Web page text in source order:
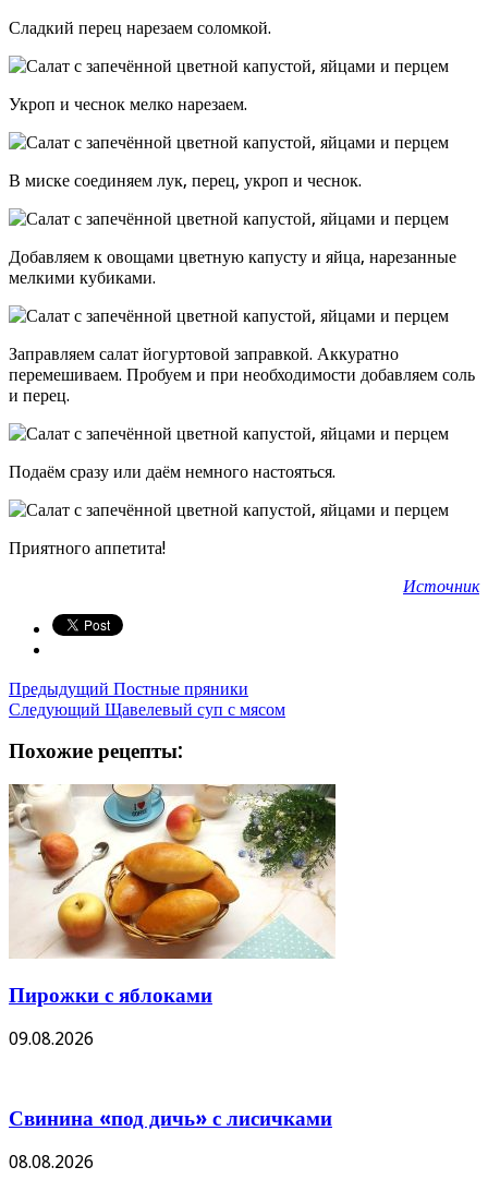
Сладкий перец нарезаем соломкой.
Укроп и чеснок мелко нарезаем.
В миске соединяем лук, перец, укроп и чеснок.
Добавляем к овощами цветную капусту и яйца, нарезанные
мелкими кубиками.
Заправляем салат йогуртовой заправкой. Аккуратно
перемешиваем. Пробуем и при необходимости добавляем соль
и перец.
Подаём сразу или даём немного настояться.
Приятного аппетита!
Источник
Предыдущий Постные пряники
Следующий Щавелевый суп с мясом
Похожие рецепты:
Пирожки с яблоками
09.08.2026
Свинина «под дичь» с лисичками
08.08.2026